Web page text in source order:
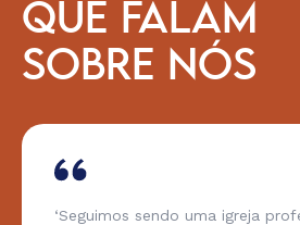
QUE FALAM
SOBRE NÓS
‘Seguimos sendo uma igreja